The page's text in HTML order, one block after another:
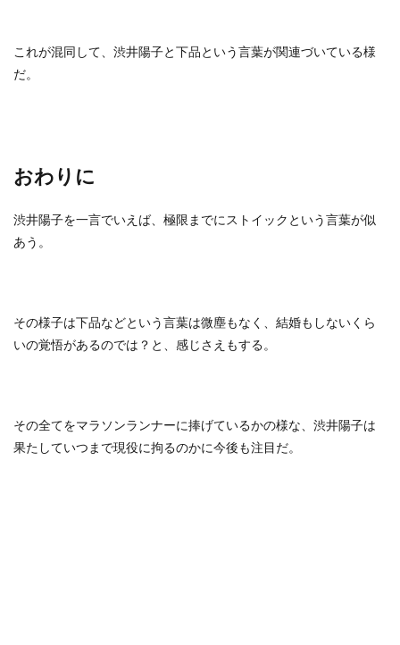
これが混同して、渋井陽子と下品という言葉が関連づいている様
だ。
おわりに
渋井陽子を一言でいえば、極限までにストイックという言葉が似
あう。
その様子は下品などという言葉は微塵もなく、結婚もしないくら
いの覚悟があるのでは？と、感じさえもする。
その全てをマラソンランナーに捧げているかの様な、渋井陽子は
果たしていつまで現役に拘るのかに今後も注目だ。